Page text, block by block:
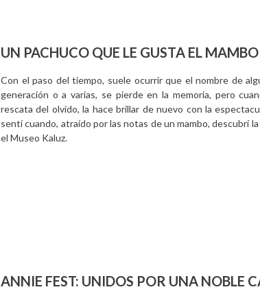
UN PACHUCO QUE LE GUSTA EL MAMBO
Con el paso del tiempo, suele ocurrir que el nombre de
generación o a varias, se pierde en la memoria, pero
rescata del olvido, la hace brillar de nuevo con la
sentí cuando, atraído por las notas de un mambo, descubrí
el Museo Kaluz.
ANNIE FEST: UNIDOS POR UNA NOBLE